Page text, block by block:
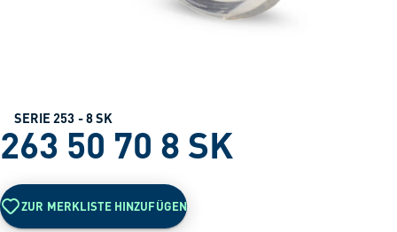
SERIE 253 - 8 SK
263 50 70 8 SK
ZUR MERKLISTE HINZUFÜGEN